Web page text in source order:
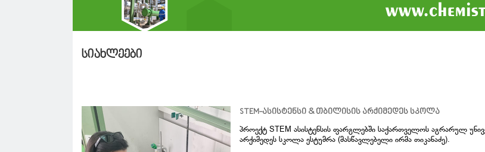
სიახლეები
STEM-ასისტენსი & თბილისის არქიმედეს სკოლა
პროექტ STEM ასისტენსის ფარგლებში საქართველოს აგრარულ
არქიმედეს სკოლა ესტუმრა (მასწავლებელი ირმა თიკანაძე).